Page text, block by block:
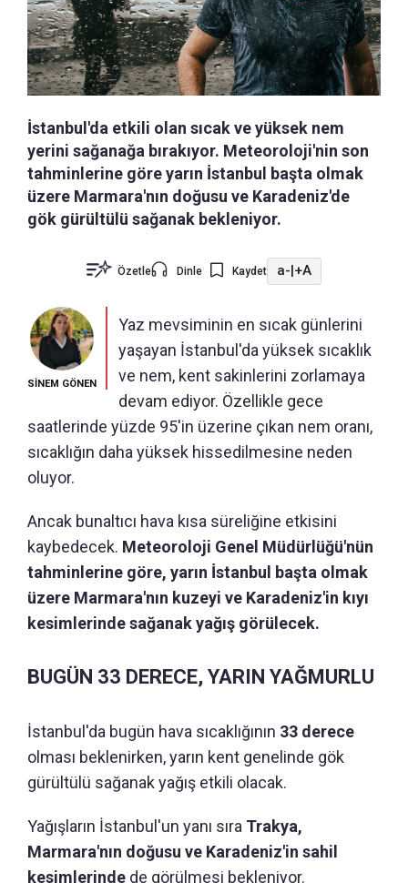
İstanbul'da etkili olan sıcak ve yüksek nem
yerini sağanağa bırakıyor. Meteoroloji'nin son
tahminlerine göre yarın İstanbul başta olmak
üzere Marmara'nın doğusu ve Karadeniz'de
gök gürültülü sağanak bekleniyor.
Özetle Dinle Kaydet a-|+A
SİNEM GÖNEN
Yaz mevsiminin en sıcak günlerini
yaşayan İstanbul'da yüksek sıcaklık
ve nem, kent sakinlerini zorlamaya
devam ediyor. Özellikle gece
saatlerinde yüzde 95'in üzerine çıkan nem oranı,
sıcaklığın daha yüksek hissedilmesine neden
oluyor.
Ancak bunaltıcı hava kısa süreliğine etkisini
kaybedecek. Meteoroloji Genel Müdürlüğü'nün
tahminlerine göre, yarın İstanbul başta olmak
üzere Marmara'nın kuzeyi ve Karadeniz'in kıyı
kesimlerinde sağanak yağış görülecek.
BUGÜN 33 DERECE, YARIN YAĞMURLU
İstanbul'da bugün hava sıcaklığının 33 derece
olması beklenirken, yarın kent genelinde gök
gürültülü sağanak yağış etkili olacak.
Yağışların İstanbul'un yanı sıra Trakya,
Marmara'nın doğusu ve Karadeniz'in sahil
kesimlerinde de görülmesi bekleniyor.